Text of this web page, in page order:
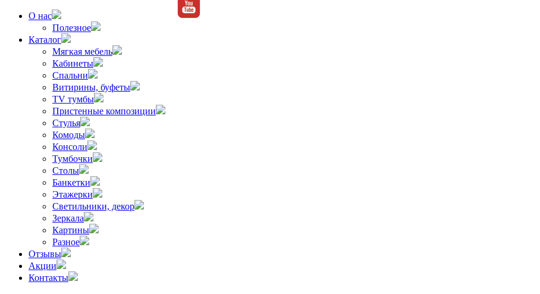
О нас
Полезное
Каталог
Мягкая мебель
Кабинеты
Спальни
Витирины, буфеты
TV тумбы
Пристенные композиции
Стулья
Комоды
Консоли
Тумбочки
Столы
Банкетки
Этажерки
Светильники, декор
Зеркала
Картины
Разное
Отзывы
Акции
Контакты